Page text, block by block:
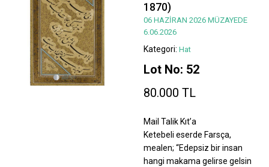
1870)
06 HAZİRAN 2026 MÜZAYEDE
6.06.2026
Kategori: Hat
Lot No: 52
80.000 TL
Mail Talik Kıt’a
Ketebeli eserde Farsça,
mealen; “Edepsiz bir insan
hangi makama gelirse gelsin